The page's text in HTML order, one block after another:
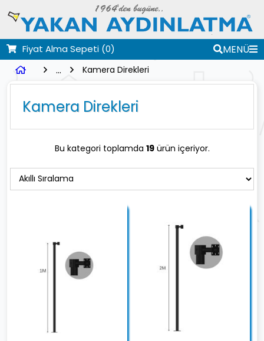
Fiyat Alma Sepeti (0)
MENÜ
...
Kamera Direkleri
Kamera Direkleri
Bu kategori toplamda 19ürün içeriyor.